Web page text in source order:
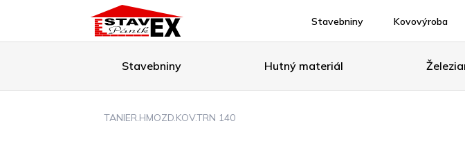
Stavebniny Kovovýroba
Stavebniny Hutný materiál
TANIER.HMOZD.KOV.TRN 140